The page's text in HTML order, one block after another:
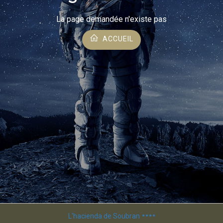
La page demandée n'existe pas
ACCUEIL
L'hacienda de Soubran